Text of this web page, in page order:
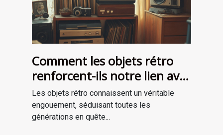
Comment les objets rétro
renforcent-ils notre lien avec
le passé?
Les objets rétro connaissent un véritable
engouement, séduisant toutes les
générations en quête...